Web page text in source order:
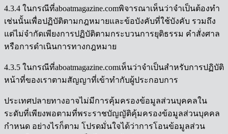
4.3.4 ในกรณีที่aboatmagazine.comพิจารณาเห็นว่าจำเป็นต้องทำ
เช่นนั้นเพื่อปฏิบัติตามกฎหมายและข้อบังคับที่ใช้บังคับ รวมถึง
แต่ไม่จำกัดเพียงการปฏิบัติตามกระบวนการยุติธรรม คำสั่งศาล
หรือการดำเนินการทางกฎหมาย
4.3.5 ในกรณีที่aboatmagazine.comเห็นว่าจำเป็นสำหรับการปฏิบัติ
หน้าที่ของเราตามสัญญาที่เข้าทำกับผู้ประกอบการ
ประเทศปลายทางอาจไม่มีการคุ้มครองข้อมูลส่วนบุคคลใน
ระดับที่เพียงพอตามที่พระราชบัญญัติคุ้มครองข้อมูลส่วนบุคคล
กำหนด อย่างไรก็ตาม โปรดมั่นใจได้ว่าการโอนข้อมูลส่วน